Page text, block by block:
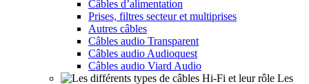
Câbles d’alimentation
Prises, filtres secteur et multiprises
Autres câbles
Câbles audio Transparent
Câbles audio Audioquest
Câbles audio Viard Audio
Les